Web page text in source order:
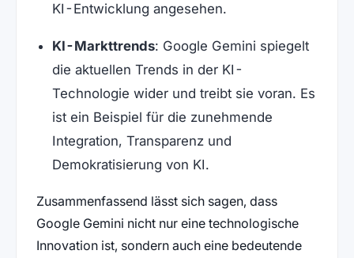
KI-Entwicklung angesehen.
KI-Markttrends: Google Gemini spiegelt
die aktuellen Trends in der KI-
Technologie wider und treibt sie voran. Es
ist ein Beispiel für die zunehmende
Integration, Transparenz und
Demokratisierung von KI.
Zusammenfassend lässt sich sagen, dass
Google Gemini nicht nur eine technologische
Innovation ist, sondern auch eine bedeutende